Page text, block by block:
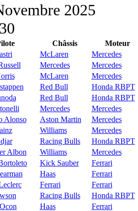
2025
Châssis
Moteur
McLaren
Mercedes
Mercedes
Mercedes
McLaren
Mercedes
Red Bull
Honda RBPT
Red Bull
Honda RBPT
Mercedes
Mercedes
Alonso Aston Martin
Mercedes
Williams
Mercedes
Racing Bulls
Honda RBPT
Albon Williams
Mercedes
Kick Sauber
Ferrari
Haas
Ferrari
Ferrari
Ferrari
Racing Bulls
Honda RBPT
Haas
Ferrari